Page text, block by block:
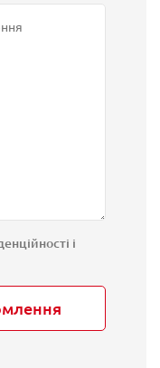
і